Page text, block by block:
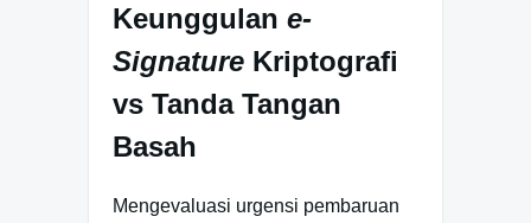
Keunggulan e-
Signature Kriptografi
vs Tanda Tangan
Basah
Mengevaluasi urgensi pembaruan